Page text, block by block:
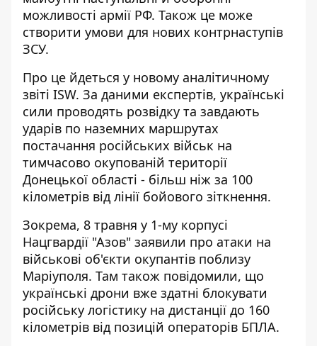
можливості армії РФ. Також це може
створити умови для нових контрнаступів
ЗСУ.
Про це йдеться у новому аналітичному
звіті ISW. За даними експертів, українські
сили проводять розвідку та завдають
ударів по наземних маршрутах
постачання російських військ на
тимчасово окупованій території
Донецької області - більш ніж за 100
кілометрів від лінії бойового зіткнення.
Зокрема, 8 травня у 1-му корпусі
Нацгвардії "Азов" заявили про атаки на
військові об'єкти окупантів поблизу
Маріуполя. Там також повідомили, що
українські дрони вже здатні блокувати
російську логістику на дистанції до 160
кілометрів від позицій операторів БПЛА.